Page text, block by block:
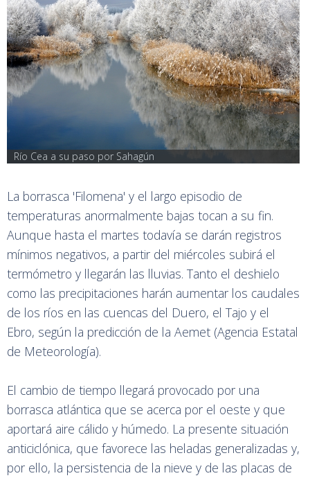
Río Cea a su paso por Sahagún
La borrasca 'Filomena' y el largo episodio de
temperaturas anormalmente bajas tocan a su fin.
Aunque hasta el martes todavía se darán registros
mínimos negativos, a partir del miércoles subirá el
termómetro y llegarán las lluvias. Tanto el deshielo
como las precipitaciones harán aumentar los caudales
de los ríos en las cuencas del Duero, el Tajo y el
Ebro, según la predicción de la Aemet (Agencia Estatal
de Meteorología).
El cambio de tiempo llegará provocado por una
borrasca atlántica que se acerca por el oeste y que
aportará aire cálido y húmedo. La presente situación
anticiclónica, que favorece las heladas generalizadas y,
por ello, la persistencia de la nieve y de las placas de